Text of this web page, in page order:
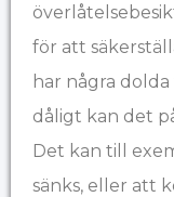
för att
har några
dåligt kan det
Det kan till
sänks, eller att